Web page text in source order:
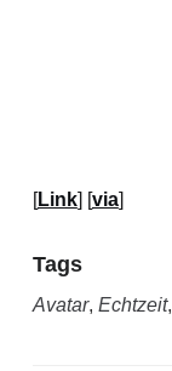
[Link] [via]
Tags
Avatar, Echtzeit,